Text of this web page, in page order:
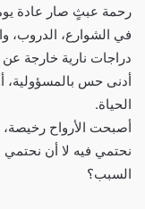
رحمة عبثٍ صار عادة
في الشوارع، الدروب،
دراجات نارية خارجة
أدنى حس بالمسؤولية،
الحياة.
أصبحت الأرواح رخيصة،
نحتمي فيه لا أن نحتمي
السبب؟